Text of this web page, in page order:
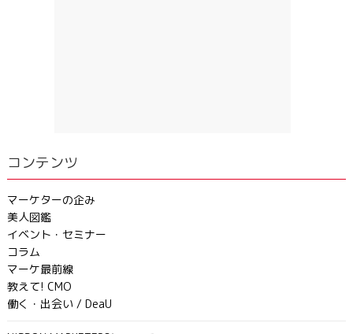
コンテンツ
マーケターの企み
美人図鑑
イベント・セミナー
コラム
マーケ最前線
教えて! CMO
働く・出会い / DeaU